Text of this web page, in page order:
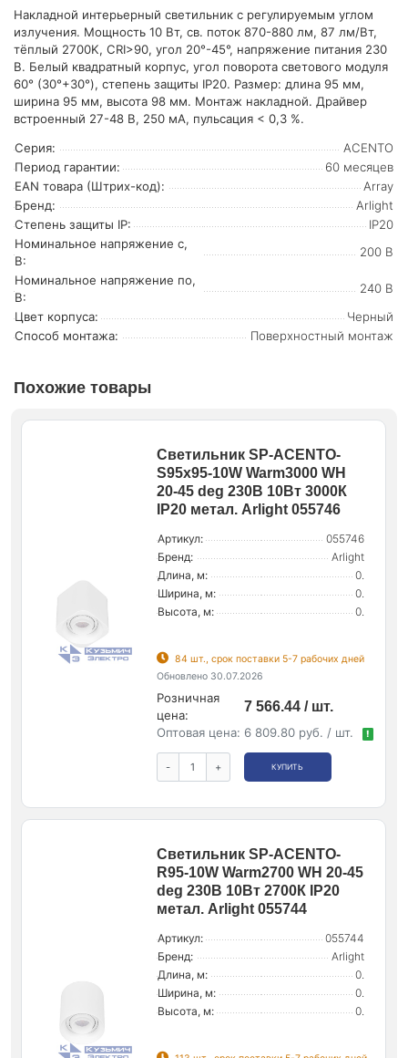
Накладной интерьерный светильник c регулируемым углом
излучения. Мощность 10 Вт, св. поток 870-880 лм, 87 лм/Вт,
тёплый 2700K, CRI>90, угол 20°-45°, напряжение питания 230
В. Белый квадратный корпус, угол поворота светового модуля
60° (30°+30°), степень защиты IP20. Размер: длина 95 мм,
ширина 95 мм, высота 98 мм. Монтаж накладной. Драйвер
встроенный 27-48 В, 250 мА, пульсация < 0,3 %.
Серия:
ACENTO
Период гарантии:
60 месяцев
EAN товара (Штрих-код):
Array
Бренд:
Arlight
Степень защиты IP:
IP20
Номинальное напряжение с,
В:
200 В
Номинальное напряжение по,
В:
240 В
Цвет корпуса:
Черный
Способ монтажа:
Поверхностный монтаж
Похожие товары
Светильник SP-ACENTO-
S95x95-10W Warm3000 WH
20-45 deg 230В 10Вт 3000К
IP20 метал. Arlight 055746
Артикул:
055746
Бренд:
Arlight
Длина, м:
0.
Ширина, м:
0.
Высота, м:
0.
84 шт., срок поставки 5-7 рабочих дней
Обновлено 30.07.2026
Розничная
цена:
7 566.44 / шт.
Оптовая цена: 6 809.80 руб. / шт. !
- + КУПИТЬ
Светильник SP-ACENTO-
R95-10W Warm2700 WH 20-45
deg 230В 10Вт 2700К IP20
метал. Arlight 055744
Артикул:
055744
Бренд:
Arlight
Длина, м:
0.
Ширина, м:
0.
Высота, м:
0.